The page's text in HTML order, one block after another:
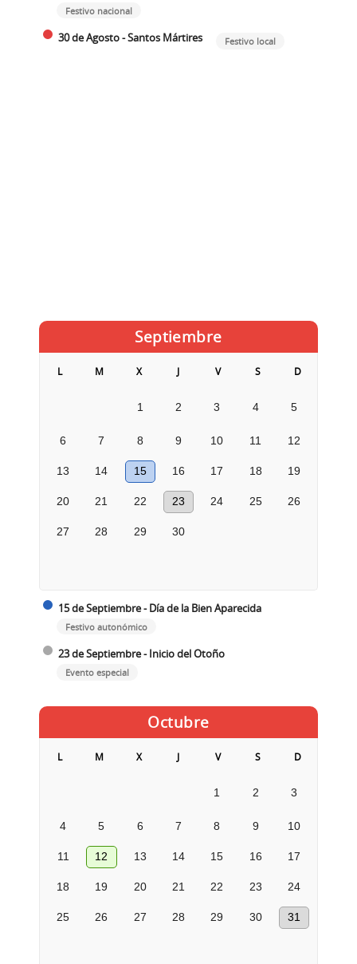
Festivo nacional
30 de Agosto - Santos Mártires Festivo local
Septiembre
L M X J V S D
1 2 3 4 5
6 7 8 9 10 11 12
13 14 15 16 17 18 19
20 21 22 23 24 25 26
27 28 29 30
15 de Septiembre - Día de la Bien Aparecida
Festivo autonómico
23 de Septiembre - Inicio del Otoño
Evento especial
Octubre
L M X J V S D
1 2 3
4 5 6 7 8 9 10
11 12 13 14 15 16 17
18 19 20 21 22 23 24
25 26 27 28 29 30 31